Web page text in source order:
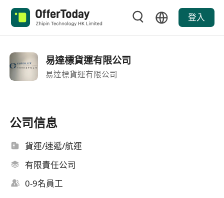
登入
易達標貨運有限公司
易達標貨運有限公司
公司信息
貨運/速遞/航運
有限責任公司
0-9名員工